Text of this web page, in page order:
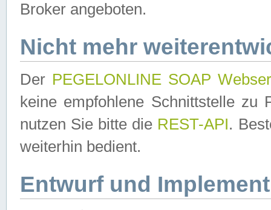
Broker angeboten.
Nicht mehr
Der PEGELONLINE SOAP
keine empfohlene Schnittstelle zu
nutzen Sie bitte die REST-API.
weiterhin bedient.
Entwurf und